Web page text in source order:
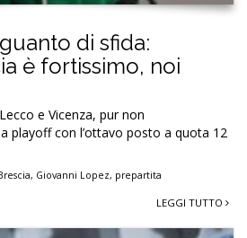
di sfida:
è fortissimo, noi
e Vicenza, pur non
playoff con l’ottavo posto a quota 12
, Giovanni Lopez, prepartita
LEGGI TUTTO